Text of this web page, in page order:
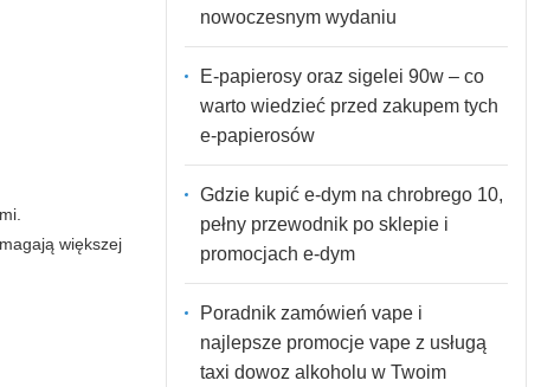
większej
nowoczesnym wydaniu
E-papierosy oraz sigelei 90w – co
warto wiedzieć przed zakupem tych
e-papierosów
Gdzie kupić e-dym na chrobrego 10,
pełny przewodnik po sklepie i
promocjach e-dym
Poradnik zamówień vape i
najlepsze promocje vape z usługą
taxi dowoz alkoholu w Twoim